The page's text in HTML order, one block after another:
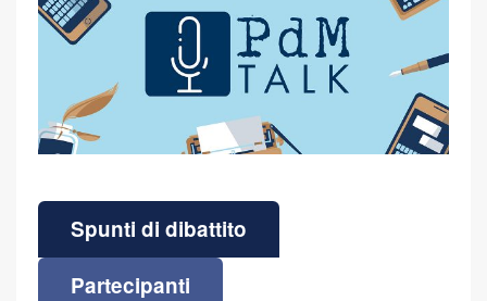
Spunti di dibattito
Partecipanti